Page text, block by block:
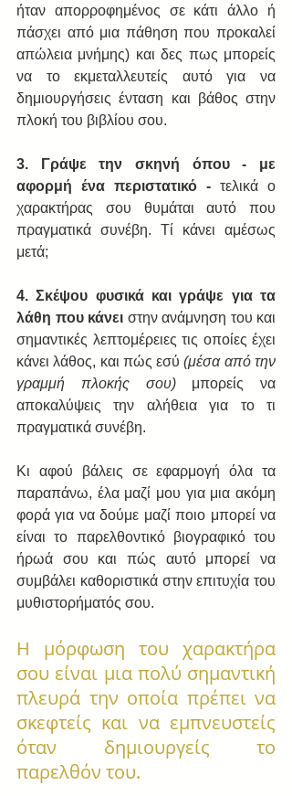
ήταν απορροφημένος σε κάτι άλλο ή
πάσχει από μια πάθηση που προκαλεί
απώλεια μνήμης) και δες πως μπορείς
να το εκμεταλλευτείς αυτό για να
δημιουργήσεις ένταση και βάθος στην
πλοκή του βιβλίου σου.
3. Γράψε την σκηνή όπου - με
αφορμή ένα περιστατικό - τελικά ο
χαρακτήρας σου θυμάται αυτό που
πραγματικά συνέβη. Τί κάνει αμέσως
μετά;
4. Σκέψου φυσικά και γράψε για τα
λάθη που κάνει στην ανάμνηση του και
σημαντικές λεπτομέρειες τις οποίες έχει
κάνει λάθος, και πώς εσύ (μέσα από την
γραμμή πλοκής σου) μπορείς να
αποκαλύψεις την αλήθεια για το τι
πραγματικά συνέβη.
Κι αφού βάλεις σε εφαρμογή όλα τα
παραπάνω, έλα μαζί μου για μια ακόμη
φορά για να δούμε μαζί ποιο μπορεί να
είναι το παρελθοντικό βιογραφικό του
ήρωά σου και πώς αυτό μπορεί να
συμβάλει καθοριστικά στην επιτυχία του
μυθιστορήματός σου.
Η μόρφωση του χαρακτήρα
σου είναι μια πολύ σημαντική
πλευρά την οποία πρέπει να
σκεφτείς και να εμπνευστείς
όταν δημιουργείς το
παρελθόν του.